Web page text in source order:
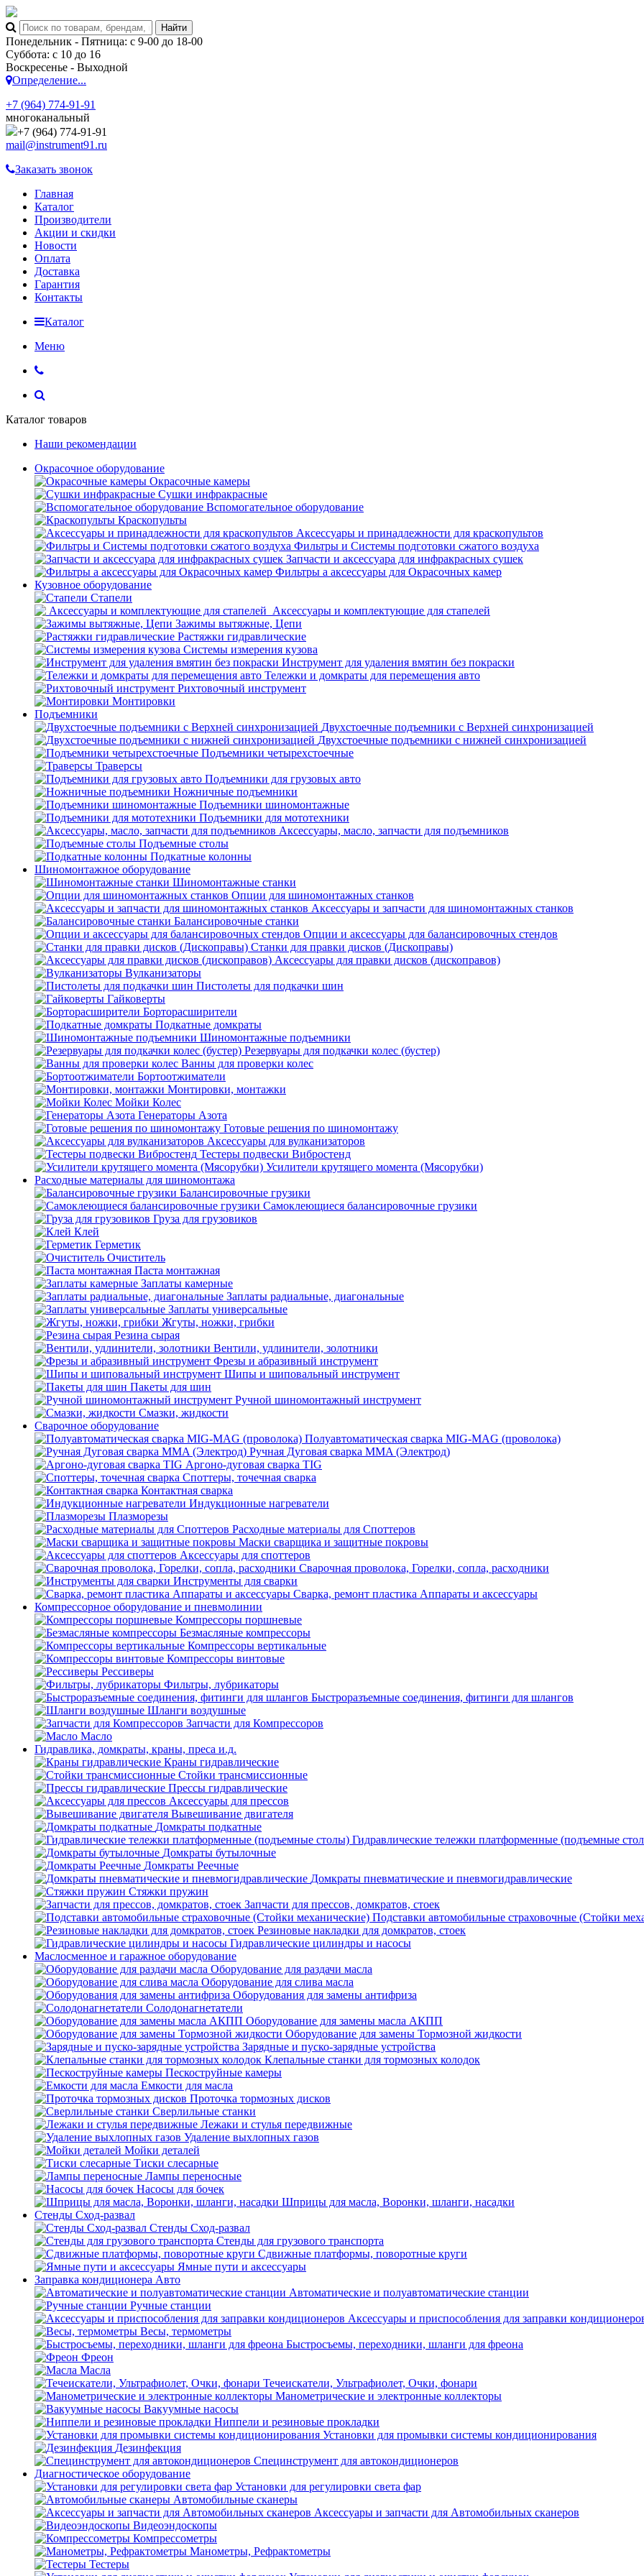
Понедельник - Пятница: с 9-00 до 18-00
Суббота: с 10 до 16
Воскресенье - Выходной
Определение...
+7 (964) 774-91-91
многоканальный
+7 (964) 774-91-91
mail@instrument91.ru
Заказать звонок
Главная
Каталог
Производители
Акции и скидки
Новости
Оплата
Доставка
Гарантия
Контакты
Каталог
Меню
Каталог товаров
Наши рекомендации
Окрасочное оборудование
Окрасочные камеры
Сушки инфракрасные
Вспомогательное оборудование
Краскопульты
Аксессуары и принадлежности для краскопультов
Фильтры и Системы подготовки сжатого воздуха
Запчасти и аксессуара для инфракрасных сушек
Фильтры а аксессуары для Окрасочных камер
Кузовное оборудование
Стапели
Аксессуары и комплектующие для стапелей
Зажимы вытяжные, Цепи
Растяжки гидравлические
Системы измерения кузова
Инструмент для удаления вмятин без покраски
Тележки и домкраты для перемещения авто
Рихтовочный инструмент
Монтировки
Подъемники
Двухстоечные подъемники с Верхней синхронизацией
Двухстоечные подъемники с нижней синхронизацией
Подъемники четырехстоечные
Траверсы
Подъемники для грузовых авто
Ножничные подъемники
Подъемники шиномонтажные
Подъемники для мототехники
Аксессуары, масло, запчасти для подъемников
Подъемные столы
Подкатные колонны
Шиномонтажное оборудование
Шиномонтажные станки
Опции для шиномонтажных станков
Аксессуары и запчасти для шиномонтажных станков
Балансировочные станки
Опции и аксессуары для балансировочных стендов
Станки для правки дисков (Дископравы)
Аксессуары для правки дисков (дископравов)
Вулканизаторы
Пистолеты для подкачки шин
Гайковерты
Борторасширители
Подкатные домкраты
Шиномонтажные подъемники
Резервуары для подкачки колес (бустер)
Ванны для проверки колес
Бортоотжиматели
Монтировки, монтажки
Мойки Колес
Генераторы Азота
Готовые решения по шиномонтажу
Аксессуары для вулканизаторов
Тестеры подвески Вибростенд
Усилители крутящего момента (Мясорубки)
Расходные материалы для шиномонтажа
Балансировочные грузики
Самоклеющиеся балансировочные грузики
Груза для грузовиков
Клей
Герметик
Очиститель
Паста монтажная
Заплаты камерные
Заплаты радиальные, диагональные
Заплаты универсальные
Жгуты, ножки, грибки
Резина сырая
Вентили, удлинители, золотники
Фрезы и абразивный инструмент
Шипы и шиповальный инструмент
Пакеты для шин
Ручной шиномонтажный инструмент
Смазки, жидкости
Сварочное оборудование
Полуавтоматическая сварка MIG-MAG (проволока)
Ручная Дуговая сварка MMA (Электрод)
Аргоно-дуговая сварка TIG
Споттеры, точечная сварка
Контактная сварка
Индукционные нагреватели
Плазморезы
Расходные материалы для Споттеров
Маски сварщика и защитные покровы
Аксессуары для споттеров
Сварочная проволока, Горелки, сопла, расходники
Инструменты для сварки
Сварка, ремонт пластика Аппараты и аксессуары
Компрессорное оборудование и пневмолинии
Компрессоры поршневые
Безмасляные компрессоры
Компрессоры вертикальные
Компрессоры винтовые
Рессиверы
Фильтры, лубрикаторы
Быстроразъемные соединения, фитинги для шлангов
Шланги воздушные
Запчасти для Компрессоров
Масло
Гидравлика, домкраты, краны, преса и.д.
Краны гидравлические
Стойки трансмиссионные
Прессы гидравлические
Аксессуары для прессов
Вывешивание двигателя
Домкраты подкатные
Гидравлические тележки платформенные (подъемные
Домкраты бутылочные
Домкраты Реечные
Домкраты пневматические и пневмогидравлические
Стяжки пружин
Запчасти для прессов, домкратов, стоек
Подставки автомобильные страховочные (Стойки
Резиновые накладки для домкратов, стоек
Гидравлические цилиндры и насосы
Маслосменное и гаражное оборудование
Оборудование для раздачи масла
Оборудование для слива масла
Оборудования для замены антифриза
Солодонагнетатели
Оборудование для замены масла АКПП
Оборудование для замены Тормозной жидкости
Зарядные и пуско-зарядные устройства
Клепальные станки для тормозных колодок
Пескоструйные камеры
Емкости для масла
Проточка тормозных дисков
Сверлильные станки
Лежаки и стулья передвижные
Удаление выхлопных газов
Мойки деталей
Тиски слесарные
Лампы переносные
Насосы для бочек
Шприцы для масла, Воронки, шланги, насадки
Стенды Сход-развал
Стенды Сход-развал
Стенды для грузового транспорта
Сдвижные платформы, поворотные круги
Ямные пути и аксессуары
Заправка кондиционера Авто
Автоматические и полуавтоматические станции
Ручные станции
Аксессуары и приспособления для заправки
Весы, термометры
Быстросъемы, переходники, шланги для фреона
Фреон
Масла
Течеискатели, Ультрафиолет, Очки, фонари
Манометрические и электронные коллекторы
Вакуумные насосы
Ниппели и резиновые прокладки
Установки для промывки системы кондиционирования
Дезинфекция
Специнструмент для автокондиционеров
Диагностическое оборудование
Установки для регулировки света фар
Автомобильные сканеры
Аксессуары и запчасти для Автомобильных сканеров
Видеоэндоскопы
Компрессометры
Манометры, Рефрактометры
Тестеры